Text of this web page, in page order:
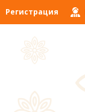
Регистрация